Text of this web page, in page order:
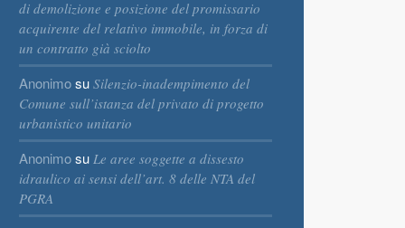
di demolizione e posizione del promissario
acquirente del relativo immobile, in forza di
un contratto già sciolto
Anonimosu Silenzio-inadempimento del
Comune sull’istanza del privato di progetto
urbanistico unitario
Anonimosu Le aree soggette a dissesto
idraulico ai sensi dell’art. 8 delle NTA del
PGRA